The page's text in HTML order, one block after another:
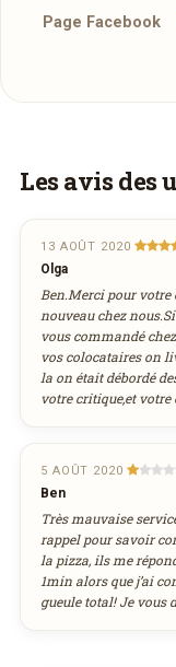
Page Facebook
À
venir
Faites-
Les avis des
13 AOÛT 2020
Olga
Ben.Merci pour
nouveau chez
vous commandé
vos colocataires on
la on était débordé
votre critique,et
5 AOÛT 2020
Ben
Très mauvaise
rappel pour savoir
la pizza, ils me
1min alors que j’ai
gueule total! Je vous